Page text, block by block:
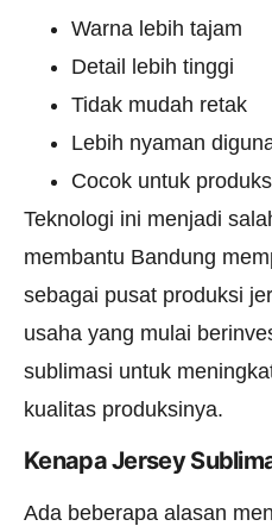
Warna lebih tajam
Detail lebih tinggi
Tidak mudah retak
Lebih nyaman
Cocok untuk
Teknologi ini menjadi
membantu Bandung
sebagai pusat produksi
usaha yang mulai
sublimasi untuk
kualitas produksinya.
Kenapa Jersey
Ada beberapa alasan